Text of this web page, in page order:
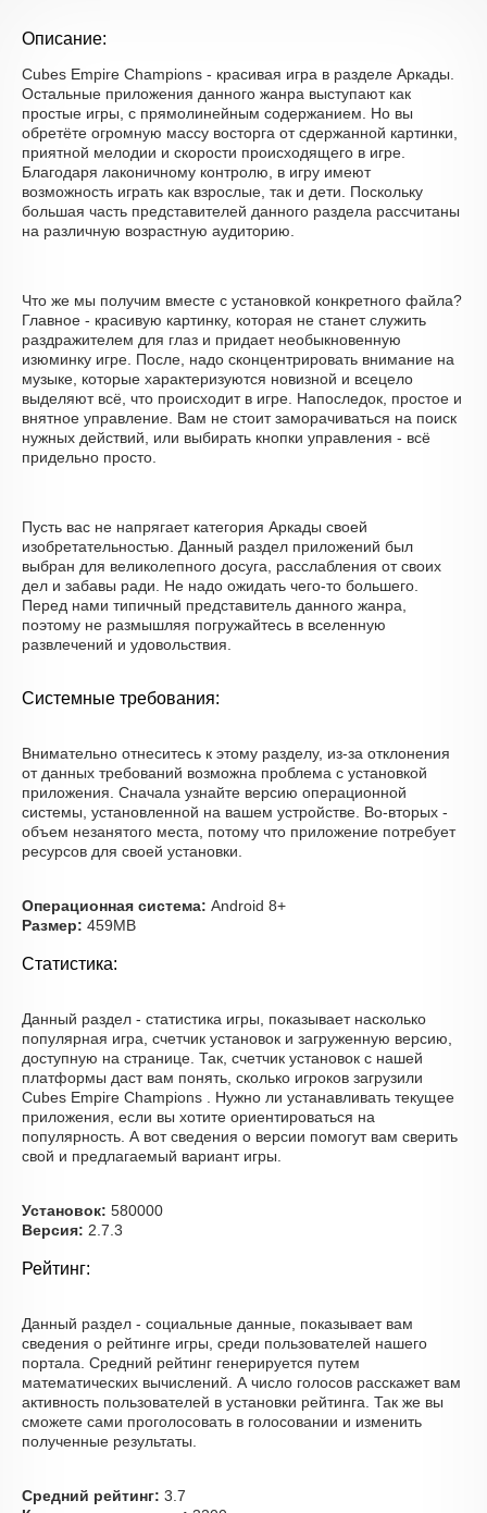
Описание:
Cubes Empire Champions - красивая игра в разделе Аркады.
Остальные приложения данного жанра выступают как
простые игры, с прямолинейным содержанием. Но вы
обретёте огромную массу восторга от сдержанной картинки,
приятной мелодии и скорости происходящего в игре.
Благодаря лаконичному контролю, в игру имеют
возможность играть как взрослые, так и дети. Поскольку
большая часть представителей данного раздела рассчитаны
на различную возрастную аудиторию.
Что же мы получим вместе с установкой конкретного файла?
Главное - красивую картинку, которая не станет служить
раздражителем для глаз и придает необыкновенную
изюминку игре. После, надо сконцентрировать внимание на
музыке, которые характеризуются новизной и всецело
выделяют всё, что происходит в игре. Напоследок, простое и
внятное управление. Вам не стоит заморачиваться на поиск
нужных действий, или выбирать кнопки управления - всё
придельно просто.
Пусть вас не напрягает категория Аркады своей
изобретательностью. Данный раздел приложений был
выбран для великолепного досуга, расслабления от своих
дел и забавы ради. Не надо ожидать чего-то большего.
Перед нами типичный представитель данного жанра,
поэтому не размышляя погружайтесь в вселенную
развлечений и удовольствия.
Системные требования:
Внимательно отнеситесь к этому разделу, из-за отклонения
от данных требований возможна проблема с установкой
приложения. Сначала узнайте версию операционной
системы, установленной на вашем устройстве. Во-вторых -
объем незанятого места, потому что приложение потребует
ресурсов для своей установки.
Операционная система: Android 8+
Размер: 459MB
Статистика:
Данный раздел - статистика игры, показывает насколько
популярная игра, счетчик установок и загруженную версию,
доступную на странице. Так, счетчик установок с нашей
платформы даст вам понять, сколько игроков загрузили
Cubes Empire Champions . Нужно ли устанавливать текущее
приложения, если вы хотите ориентироваться на
популярность. А вот сведения о версии помогут вам сверить
свой и предлагаемый вариант игры.
Установок: 580000
Версия: 2.7.3
Рейтинг:
Данный раздел - социальные данные, показывает вам
сведения о рейтинге игры, среди пользователей нашего
портала. Средний рейтинг генерируется путем
математических вычислений. А число голосов расскажет вам
активность пользователей в установки рейтинга. Так же вы
сможете сами проголосовать в голосовании и изменить
полученные результаты.
Средний рейтинг: 3.7